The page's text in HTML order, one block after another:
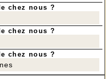
chez nous ?
chez nous ?
chez nous ?